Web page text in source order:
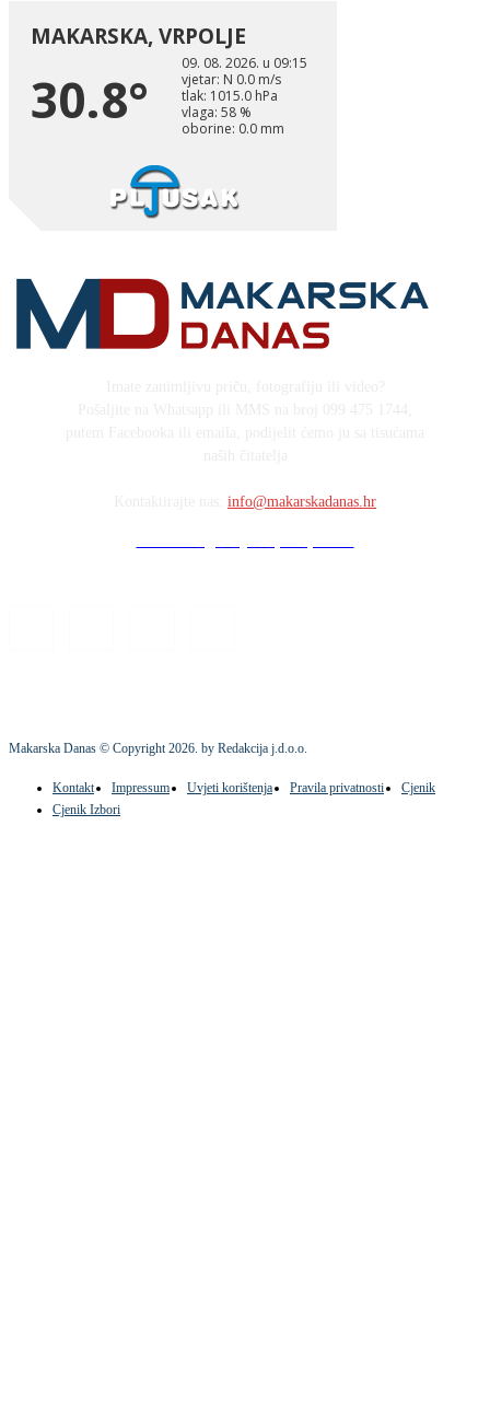
info@makarskadanas.hr
Makarska Danas © Copyright2026. by Redakcija j.d.o.o.
Kontakt Impressum Uvjeti korištenja Pravila privatnosti
Cjenik
Cjenik Izbori